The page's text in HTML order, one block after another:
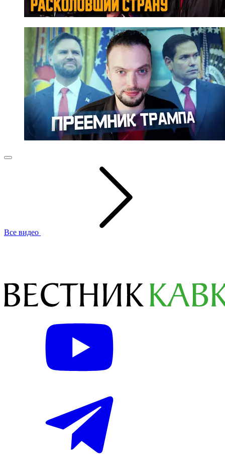
Все видео